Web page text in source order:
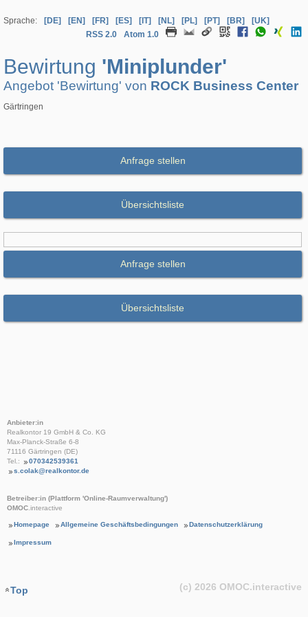
Sprache: [DE] [EN] [FR] [ES] [IT] [NL] [PL] [PT] [BR]
[UK]
RSS 2.0
Atom 1.0
Bewirtung 'Miniplunder'
Angebot 'Bewirtung' von ROCK Business Center
Gärtringen
Anfrage stellen
Übersichtsliste
Anfrage stellen
Übersichtsliste
Anbieter:in
Realkontor 19 GmbH & Co. KG
Max-Planck-Straße 6-8
71116 Gärtringen (DE)
Tel.:
070342539361
s.colak@realkontor.de
Betreiber:in (Plattform 'Online-Raumverwaltung')
OMOC.interactive
Homepage Allgemeine Geschäftsbedingungen Datenschutzerklärung
Impressum
Top (c) 2026 OMOC.interactive